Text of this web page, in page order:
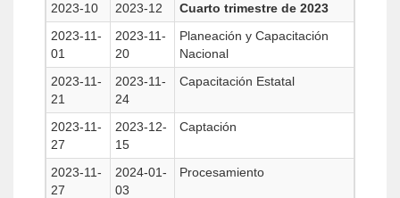
2023-10 2023-12
Cuarto trimestre de 2023
2023-11-
01
2023-11-
20
Planeación y Capacitación
Nacional
2023-11-
21
2023-11-
24
Capacitación Estatal
2023-11-
27
2023-12-
15
Captación
2023-11-
27
2024-01-
03
Procesamiento